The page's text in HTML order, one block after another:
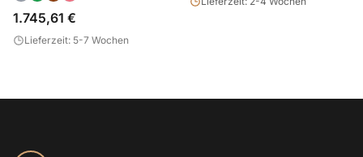
1.745,61 €
Lieferzeit: 5-7 Wochen